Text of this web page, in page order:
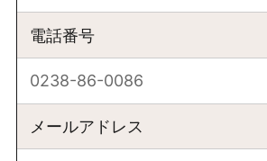
電話番号
0238-86-0086
メールアドレス